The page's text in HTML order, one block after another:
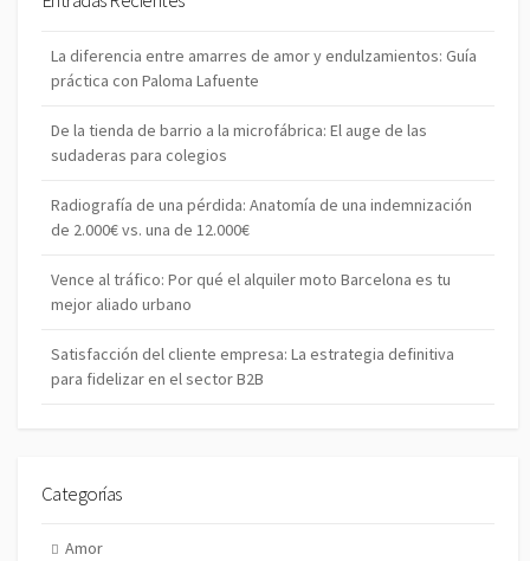
La diferencia entre amarres de amor y endulzamientos: Guía
práctica con Paloma Lafuente
De la tienda de barrio a la microfábrica: El auge de las
sudaderas para colegios
Radiografía de una pérdida: Anatomía de una indemnización
de 2.000€ vs. una de 12.000€
Vence al tráfico: Por qué el alquiler moto Barcelona es tu
mejor aliado urbano
Satisfacción del cliente empresa: La estrategia definitiva
para fidelizar en el sector B2B
Categorías
Amor